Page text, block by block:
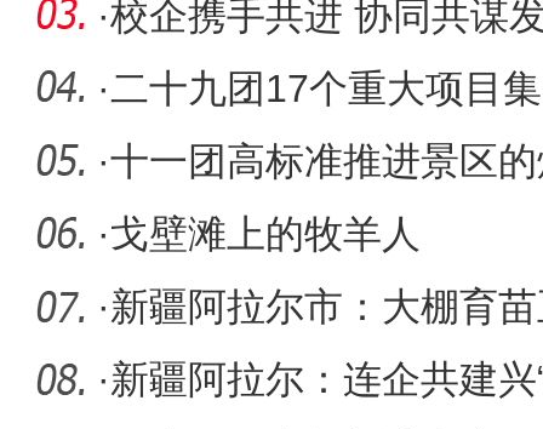
·校企携手共进 协同共谋
·二十九团17个重大项目
26.3亿元
·十一团高标准推进景区
·戈壁滩上的牧羊人
·新疆阿拉尔市：大棚育
兴曲
·新疆阿拉尔：连企共建兴